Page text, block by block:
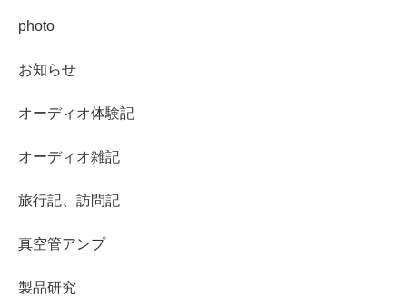
photo
お知らせ
オーディオ体験記
オーディオ雑記
旅行記、訪問記
真空管アンプ
製品研究